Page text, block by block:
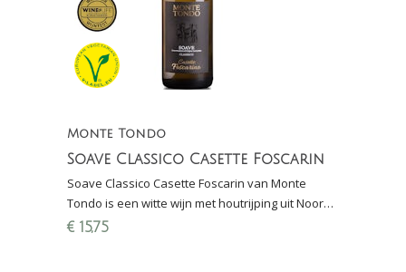
Monte Tondo
Soave Classico Casette Foscarin
Soave Classico Casette Foscarin van Monte
Tondo is een witte wijn met houtrijping uit Noord-
Italië gemaakt van de Garganega-druif.
€ 15,75